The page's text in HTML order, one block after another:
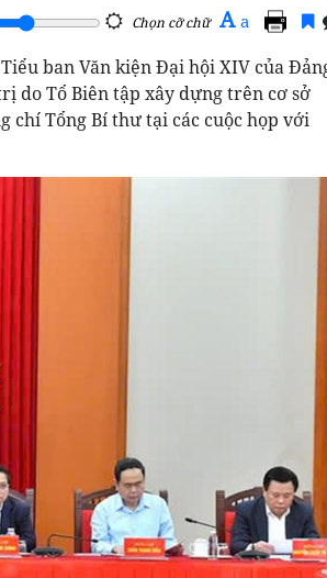
Chọn cỡ chữ A a
ban Văn kiện Đại hội XIV của
do Tổ Biên tập xây dựng trên cơ sở
chí Tổng Bí thư tại các cuộc họp với